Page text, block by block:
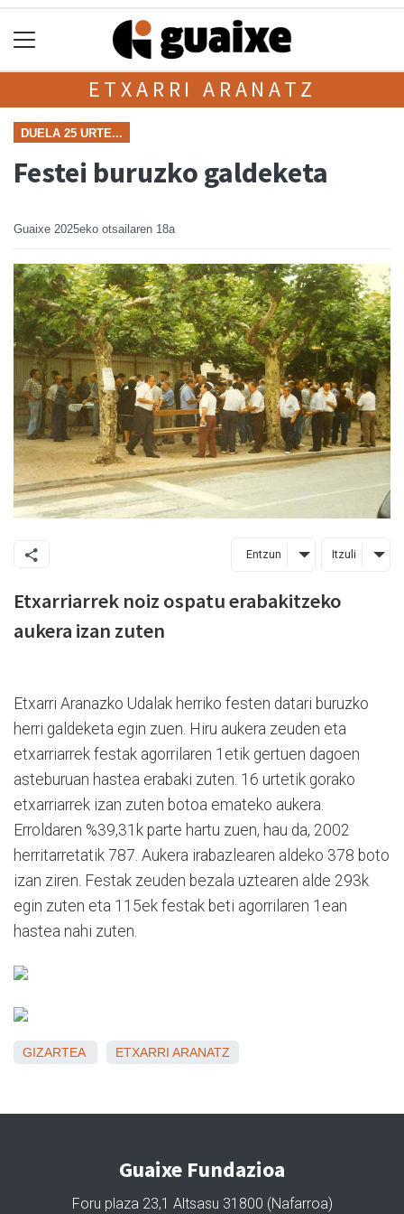
ETXARRI ARANATZ
DUELA 25 URTE...
Festei buruzko galdeketa
Guaixe 2025eko otsailaren 18a
Entzun Itzuli
Etxarriarrek noiz ospatu erabakitzeko
aukera izan zuten
Etxarri Aranazko Udalak herriko festen datari buruzko
herri galdeketa egin zuen. Hiru aukera zeuden eta
etxarriarrek festak agorrilaren 1etik gertuen dagoen
asteburuan hastea erabaki zuten. 16 urtetik gorako
etxarriarrek izan zuten botoa emateko aukera.
Erroldaren %39,31k parte hartu zuen, hau da, 2002
herritarretatik 787. Aukera irabazlearen aldeko 378 boto
izan ziren. Festak zeuden bezala uztearen alde 293k
egin zuten eta 115ek festak beti agorrilaren 1ean
hastea nahi zuten.
GIZARTEA ETXARRI ARANATZ
Guaixe Fundazioa
Foru plaza 23,1 Altsasu 31800 (Nafarroa)